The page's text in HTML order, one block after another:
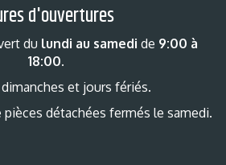
d'ouvertures
du lundi au samedi de 9:00 à
18:00.
et jours fériés.
détachées fermés le samedi.